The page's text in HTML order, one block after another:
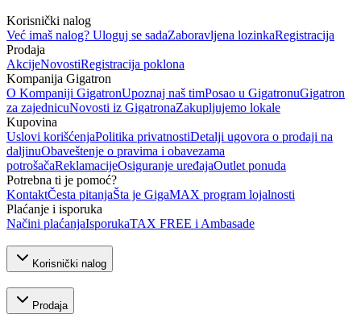
Korisnički nalog
Već imaš nalog? Uloguj se sadaZaboravljena lozinkaRegistracija
Prodaja
AkcijeNovostiRegistracija poklona
Kompanija Gigatron
O Kompaniji GigatronUpoznaj naš timPosao u GigatronuGigatron
za zajednicuNovosti iz GigatronaZakupljujemo lokale
Kupovina
Uslovi korišćenjaPolitika privatnostiDetalji ugovora o prodaji na
daljinuObaveštenje o pravima i obavezama
potrošačaReklamacijeOsiguranje uređajaOutlet ponuda
Potrebna ti je pomoć?
KontaktČesta pitanjaŠta je GigaMAX program lojalnosti
Plaćanje i isporuka
Načini plaćanjaIsporukaTAX FREE i Ambasade
Korisnički nalog
Prodaja